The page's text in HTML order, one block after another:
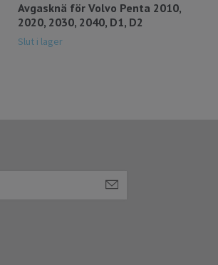
Avgasknä för Volvo Penta 2010,
2020, 2030, 2040, D1, D2
Slut i lager